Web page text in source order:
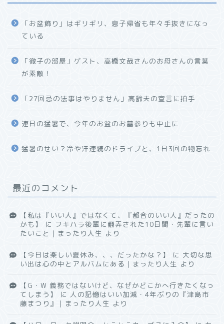
「お盆飾り」はギリギリ、息子帰省も年々手抜きになっ
ている
「徹子の部屋」ゲスト、高橋文哉さんのお母さんの言葉
が素敵！
「27回忌の法事はやりません」高齢夫の宣言に拍手
連日の猛暑で、今年のお盆のお墓参りも中止に
猛暑のせい？冷や汗連続のドライブと、1日3回の物忘れ
最近のコメント
【私は『いい人』ではなくて、『都合のいい人』だったの
かも】
に フキハラ後輩に翻弄された10日間・先輩に言い
たいこと｜まったり人生 より
【今日は楽しい夏休み、、、だったかな？】 に 大切な思
い出は心の中とアルバムにある｜まったり人生 より
【G・W 義務ではないけど、なぜかどこかへ行きたくなっ
てしまう】
に 人の記憶はいい加減・4年ぶりの『津島市
藤まつり』｜まったり人生 より